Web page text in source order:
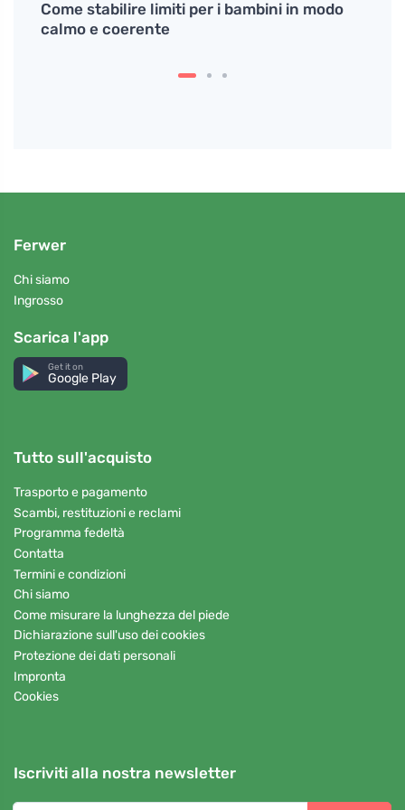
Come stabilire limiti per i bambini in modo
calmo e coerente
Ferwer
Chi siamo
Ingrosso
Scarica l'app
Get it on
Google Play
Tutto sull'acquisto
Trasporto e pagamento
Scambi, restituzioni e reclami
Programma fedeltà
Contatta
Termini e condizioni
Chi siamo
Come misurare la lunghezza del piede
Dichiarazione sull'uso dei cookies
Protezione dei dati personali
Impronta
Cookies
Iscriviti alla nostra newsletter